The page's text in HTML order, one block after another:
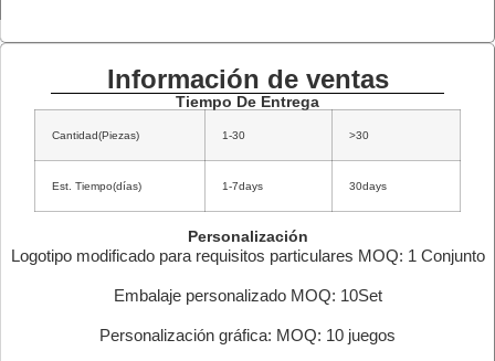
Información de ventas
Tiempo De Entrega
Cantidad(Piezas) 1-30 >30
Est. Tiempo(días) 1-7days 30days
Personalización
Logotipo modificado para requisitos particulares MOQ: 1 Conjunto
Embalaje personalizado MOQ: 10Set
Personalización gráfica: MOQ: 10 juegos